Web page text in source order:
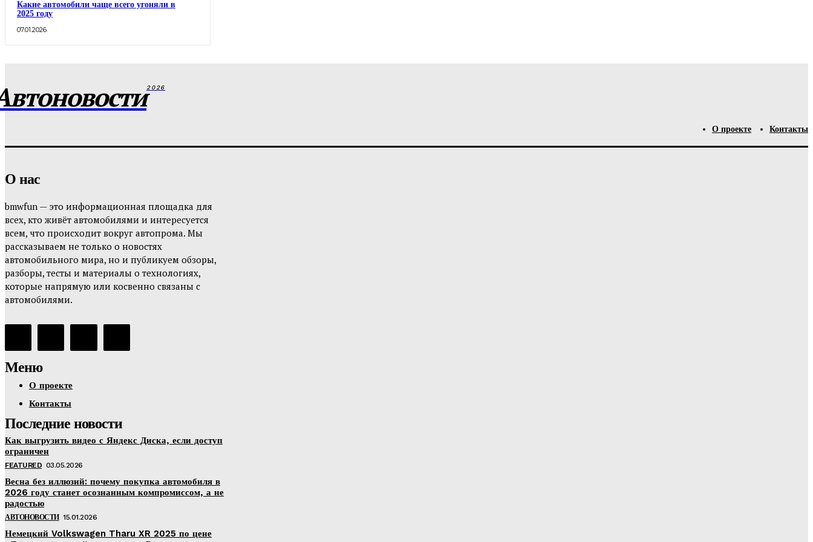
Какие автомобили чаще всего угоняли в
2025 году
07.01.2026
2026
О проекте Контакты
О нас
bmwfun — это информационная площадка для
всех, кто живёт автомобилями и интересуется
всем, что происходит вокруг автопрома. Мы
рассказываем не только о новостях
автомобильного мира, но и публикуем обзоры,
разборы, тесты и материалы о технологиях,
которые напрямую или косвенно связаны с
автомобилями.
Меню
О проекте
Контакты
Последние новости
Как выгрузить видео с Яндекс Диска, если доступ
ограничен
FEATURED 03.05.2026
Весна без иллюзий: почему покупка автомобиля в
2026 году станет осознанным компромиссом, а не
радостью
АВТОНОВОСТИ 15.01.2026
Немецкий Volkswagen Tharu XR 2025 по цене